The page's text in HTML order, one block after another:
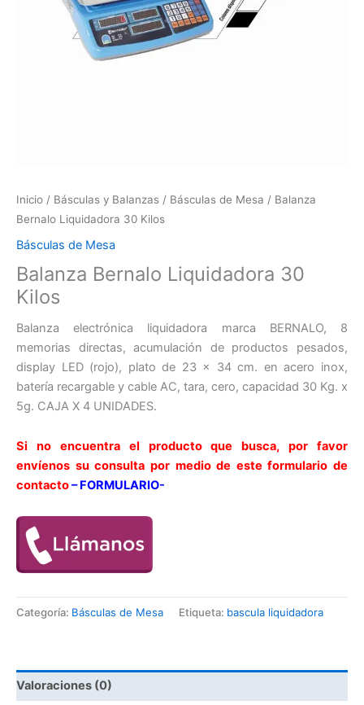
Inicio / Básculas y Balanzas / Básculas de Mesa / Balanza
Bernalo Liquidadora 30 Kilos
Básculas de Mesa
Balanza Bernalo Liquidadora 30
Kilos
Balanza electrónica liquidadora marca BERNALO, 8
memorias directas, acumulación de productos pesados,
display LED (rojo), plato de 23 x 34 cm. en acero inox,
batería recargable y cable AC, tara, cero, capacidad 30 Kg. x
5g. CAJA X 4 UNIDADES.
Si no encuentra el producto que busca, por favor
envíenos su consulta por medio de este formulario de
contacto– FORMULARIO-
Categoría: Básculas de Mesa Etiqueta: bascula liquidadora
Valoraciones (0)